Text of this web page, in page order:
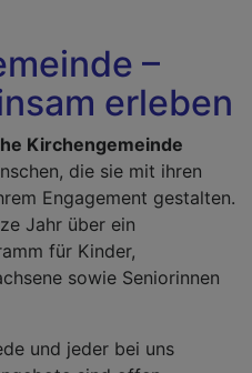
–
erleben
Kirchengemeinde
die sie mit ihren
Engagement gestalten.
Jahr über ein
für Kinder,
sowie Seniorinnen
und jeder bei uns